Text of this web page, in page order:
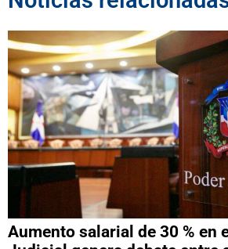
Aumento salarial de 30 % en